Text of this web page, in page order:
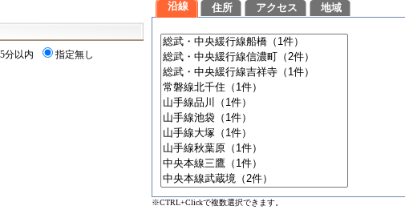
分以内 指定無し
沿線 住所 アクセス 地域
※CTRL+Clickで複数選択できます。